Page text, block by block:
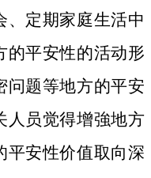
、定期家庭生活中
的平安性的活动形
问题等地方的平安
人员觉得增強地方
平安性价值取向深